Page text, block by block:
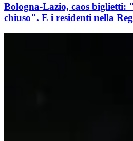
Bologna-Lazio, caos biglietti:
chiuso". E i residenti nella